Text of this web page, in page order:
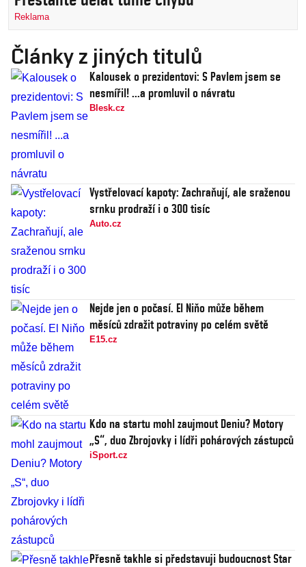
Reklama
Články z jiných titulů
Kalousek o prezidentovi: S Pavlem jsem se
nesmířil! ...a promluvil o návratu
Blesk.cz
Vystřelovací kapoty: Zachraňují, ale sraženou
srnku prodraží i o 300 tisíc
Auto.cz
Nejde jen o počasí. El Niňo může během
měsíců zdražit potraviny po celém světě
E15.cz
Kdo na startu mohl zaujmout Deniu? Motory
„S“, duo Zbrojovky i lídři pohárových zástupců
iSport.cz
Přesně takhle si představuji budoucnost Star